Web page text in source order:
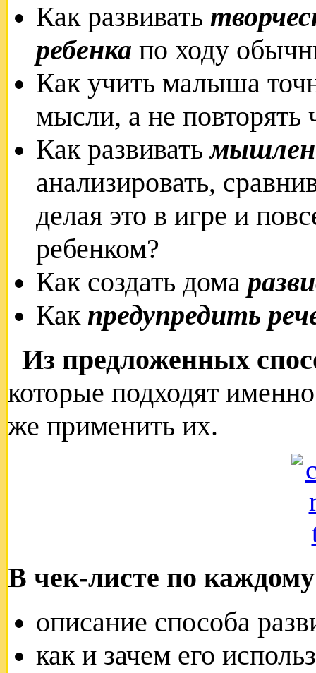
Как развивать
ребенка по ходу
Как учить малыша
мысли, а не повторять
Как развивать
анализировать,
делая это в игре и
ребенком?
Как создать дома
Как предупредить
Из предложенных
которые подходят
же применить их.
В чек-листе по
описание способа
как и зачем его